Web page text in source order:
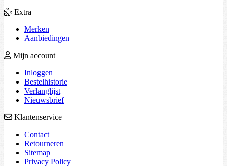
Extra
Merken
Aanbiedingen
Mijn account
Inloggen
Bestelhistorie
Verlanglijst
Nieuwsbrief
Klantenservice
Contact
Retourneren
Sitemap
Privacy Policy